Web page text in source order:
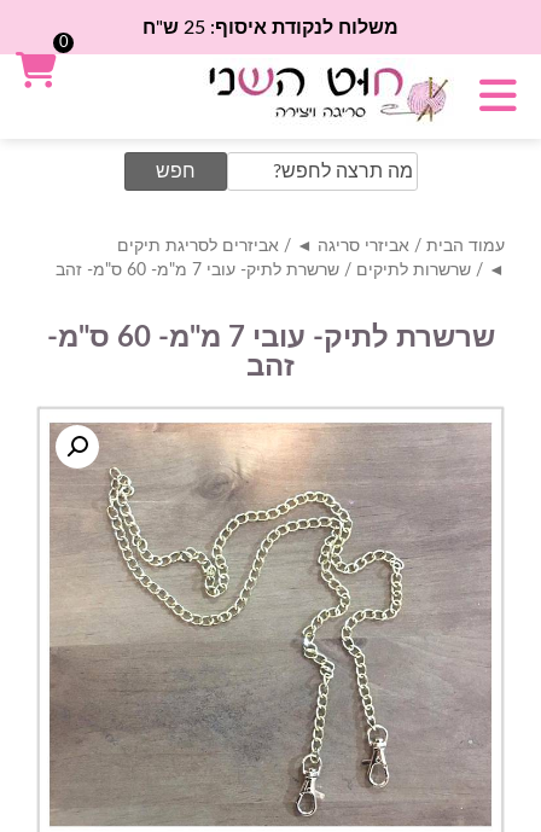
משלוח לנקודת איסוף: 25 ש"ח
Search
for:
עמוד הבית / אביזרי סריגה ◄ / אביזרים לסריגת תיקים
◄
/ שרשרות לתיקים / שרשרת לתיק- עובי 7 מ"מ- 60 ס"מ- זהב
שרשרת לתיק- עובי 7 מ"מ- 60 ס"מ-
זהב
0